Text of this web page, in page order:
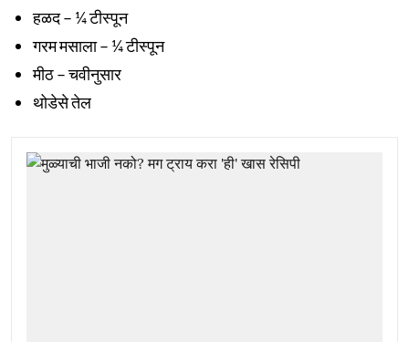
हळद – ¼ टीस्पून
गरम मसाला – ¼ टीस्पून
मीठ – चवीनुसार
थोडेसे तेल